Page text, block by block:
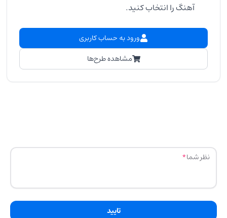
آهنگ را انتخاب کنید.
ورود به حساب کاربری
مشاهده طرح‌ها
نظر شما
تایید